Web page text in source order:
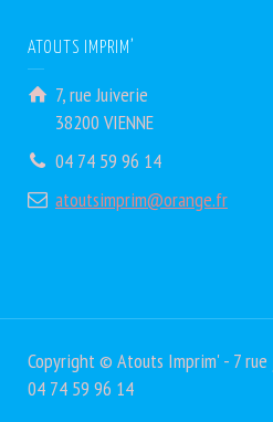
ATOUTS IMPRIM’
7, rue Juiverie
38200 VIENNE
04 74 59 96 14
atoutsimprim@orange.fr
Copyright © Atouts Imprim' - 7 rue
04 74 59 96 14